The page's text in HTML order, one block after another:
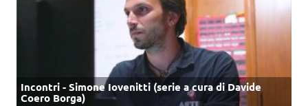
Incontri - Simone Iovenitti (serie a cura di Davide
Coero Borga)